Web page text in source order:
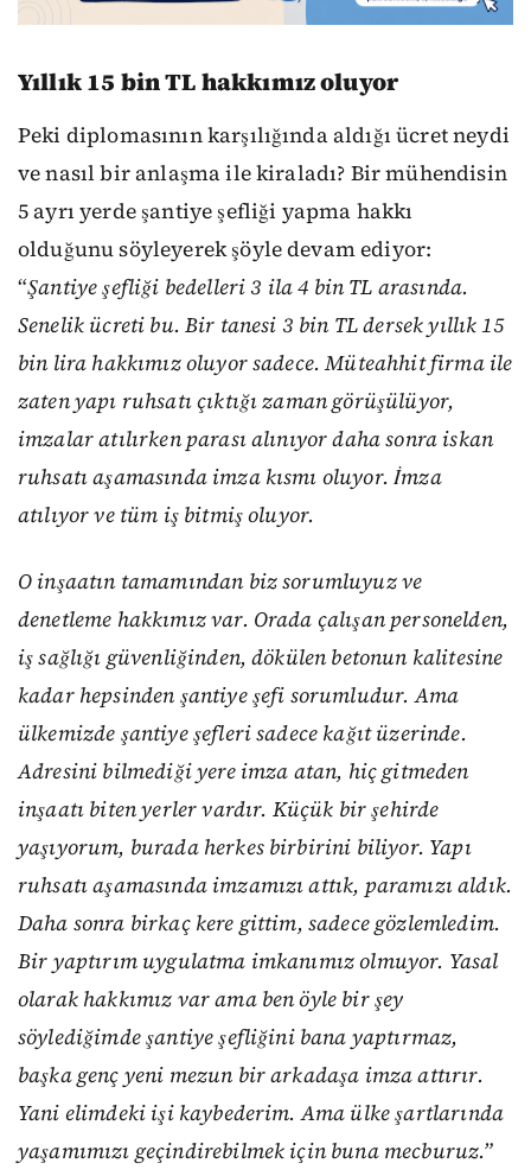
Yıllık 15 bin TL hakkımız oluyor
Peki diplomasının karşılığında aldığı ücret neydi
ve nasıl bir anlaşma ile kiraladı? Bir mühendisin
5 ayrı yerde şantiye şefliği yapma hakkı
olduğunu söyleyerek şöyle devam ediyor:
“Şantiye şefliği bedelleri 3 ila 4 bin TL arasında.
Senelik ücreti bu. Bir tanesi 3 bin TL dersek yıllık 15
bin lira hakkımız oluyor sadece. Müteahhit firma ile
zaten yapı ruhsatı çıktığı zaman görüşülüyor,
imzalar atılırken parası alınıyor daha sonra iskan
ruhsatı aşamasında imza kısmı oluyor. İmza
atılıyor ve tüm iş bitmiş oluyor.
O inşaatın tamamından biz sorumluyuz ve
denetleme hakkımız var. Orada çalışan personelden,
iş sağlığı güvenliğinden, dökülen betonun kalitesine
kadar hepsinden şantiye şefi sorumludur. Ama
ülkemizde şantiye şefleri sadece kağıt üzerinde.
Adresini bilmediği yere imza atan, hiç gitmeden
inşaatı biten yerler vardır. Küçük bir şehirde
yaşıyorum, burada herkes birbirini biliyor. Yapı
ruhsatı aşamasında imzamızı attık, paramızı aldık.
Daha sonra birkaç kere gittim, sadece gözlemledim.
Bir yaptırım uygulatma imkanımız olmuyor. Yasal
olarak hakkımız var ama ben öyle bir şey
söylediğimde şantiye şefliğini bana yaptırmaz,
başka genç yeni mezun bir arkadaşa imza attırır.
Yani elimdeki işi kaybederim. Ama ülke şartlarında
yaşamımızı geçindirebilmek için buna mecburuz.”